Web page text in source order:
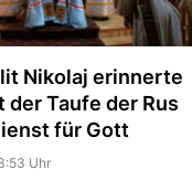
Nikolaj erinnerte
der Taufe der Rus
für Gott
Uhr